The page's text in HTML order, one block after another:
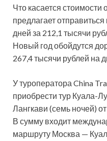
Что касается
предлагает
дней за 212,1 тысячи
Новый год обойдутся
267,4 тысячи рублей на
У туроператора China
приобрести тур Куала-
Лангкави (семь ночей)
В сумму входит
маршруту Москва —